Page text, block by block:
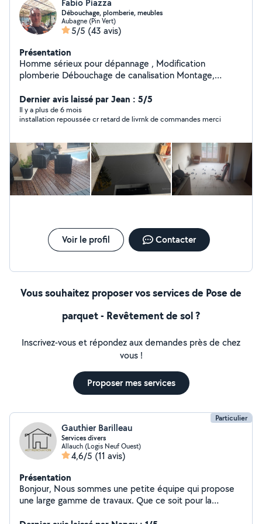
Fabio Piazza
Débouchage, plomberie, meubles
Aubagne (Pin Vert)
5/5 (43 avis)
Présentation
Homme sérieux pour dépannage , Modification
plomberie Débouchage de canalisation Montage,
maçonnerie Pose tringle de rideaux , lustres ect
Location matériel électroportatif de maçonnerie ( faire
demande du matériel disponibles ) Karcher, souffleur /
carrelette , Scie à eau sur pied coupe carreaux Livraison
possible / Retrait en supplément
Dernier avis laissé par Jean : 5/5
Il y a plus de 6 mois
installation repoussée cr retard de livrnk de commandes merci
Voir le profil Contacter
Vous souhaitez proposer vos services de Pose de
parquet - Revêtement de sol ?
Inscrivez-vous et répondez aux demandes près de chez
vous !
Proposer mes services
Particulier
Gauthier Barilleau
Services divers
Allauch (Logis Neuf Ouest)
4,6/5 (11 avis)
Présentation
Bonjour, Nous sommes une petite équipe qui propose
une large gamme de travaux. Que ce soit pour la